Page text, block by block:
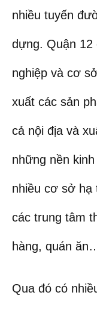
nhiều tuyến
dựng. Quận 12
nghiệp và cơ
xuất các sản
cả nội địa và
những nền
nhiều cơ sở hạ
các trung tâm
hàng, quán
Qua đó có